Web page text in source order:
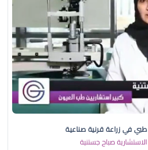
طبي في زراعة قرنية صناعية
الاستشارية صباح جستنية